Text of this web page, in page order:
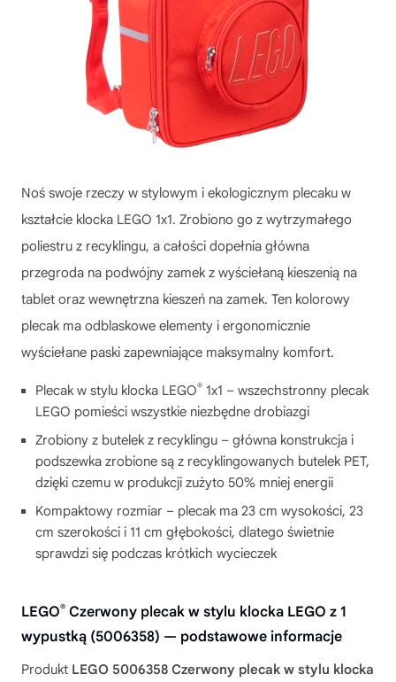
Noś swoje rzeczy w stylowym i ekologicznym plecaku w
kształcie klocka LEGO 1x1. Zrobiono go z wytrzymałego
poliestru z recyklingu, a całości dopełnia główna
przegroda na podwójny zamek z wyściełaną kieszenią na
tablet oraz wewnętrzna kieszeń na zamek. Ten kolorowy
plecak ma odblaskowe elementy i ergonomicznie
wyściełane paski zapewniające maksymalny komfort.
Plecak w stylu klocka LEGO® 1x1 – wszechstronny plecak
LEGO pomieści wszystkie niezbędne drobiazgi
Zrobiony z butelek z recyklingu – główna konstrukcja i
podszewka zrobione są z recyklingowanych butelek PET,
dzięki czemu w produkcji zużyto 50% mniej energii
Kompaktowy rozmiar – plecak ma 23 cm wysokości, 23
cm szerokości i 11 cm głębokości, dlatego świetnie
sprawdzi się podczas krótkich wycieczek
LEGO® Czerwony plecak w stylu klocka LEGO z 1
wypustką (5006358) — podstawowe informacje
Produkt LEGO 5006358 Czerwony plecak w stylu klocka